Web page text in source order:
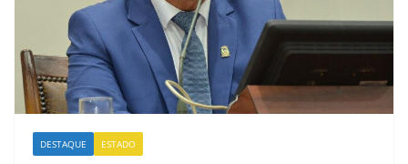
DESTAQUE ESTADO